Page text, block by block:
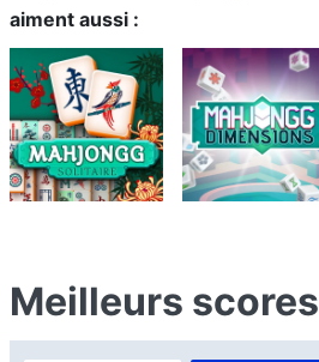
aiment aussi :
Meilleurs scores